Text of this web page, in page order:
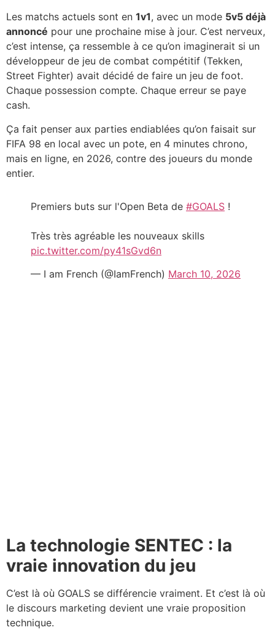
Les matchs actuels sont en 1v1, avec un mode 5v5 déjà
annoncé pour une prochaine mise à jour. C’est nerveux,
c’est intense, ça ressemble à ce qu’on imaginerait si un
développeur de jeu de combat compétitif (Tekken,
Street Fighter) avait décidé de faire un jeu de foot.
Chaque possession compte. Chaque erreur se paye
cash.
Ça fait penser aux parties endiablées qu’on faisait sur
FIFA 98 en local avec un pote, en 4 minutes chrono,
mais en ligne, en 2026, contre des joueurs du monde
entier.
Premiers buts sur l'Open Beta de #GOALS !
Très très agréable les nouveaux skills
pic.twitter.com/py41sGvd6n
— I am French (@IamFrench) March 10, 2026
La technologie SENTEC : la
vraie innovation du jeu
C’est là où GOALS se différencie vraiment. Et c’est là où
le discours marketing devient une vraie proposition
technique.